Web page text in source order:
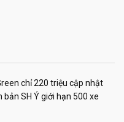
chỉ 220 triệu cập nhật
SH Ý giới hạn 500 xe